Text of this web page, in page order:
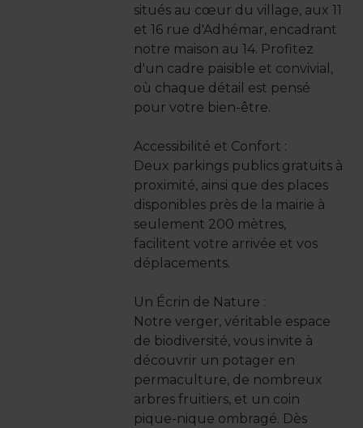
situés au cœur du village, aux 11
et 16 rue d'Adhémar, encadrant
notre maison au 14. Profitez
d'un cadre paisible et convivial,
où chaque détail est pensé
pour votre bien-être.
Accessibilité et Confort :
Deux parkings publics gratuits à
proximité, ainsi que des places
disponibles près de la mairie à
seulement 200 mètres,
facilitent votre arrivée et vos
déplacements.
Un Écrin de Nature :
Notre verger, véritable espace
de biodiversité, vous invite à
découvrir un potager en
permaculture, de nombreux
arbres fruitiers, et un coin
pique-nique ombragé. Dès